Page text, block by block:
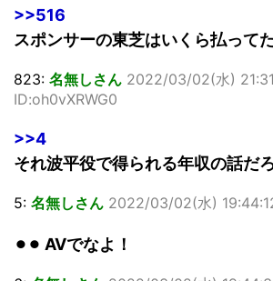
>>516
スポンサーの東芝はいくら払って
823: 名無しさん 2022/03/02(水)
ID:oh0vXRWG0
>>4
それ波平役で得られる年収の話だ
5: 名無しさん 2022/03/02(水)
⚫︎⚫︎ AVでなよ！